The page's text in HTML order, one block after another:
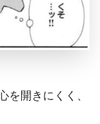
を開きにくく、